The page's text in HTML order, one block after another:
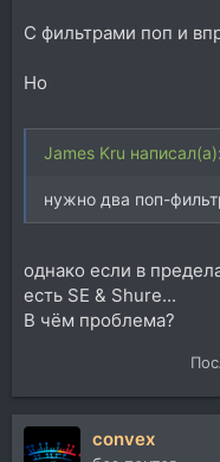
С фильтрами поп и
Но
James Kru написал(а):
нужно два поп-
однако если в
есть SE & Shure...
В чём проблема?
convex